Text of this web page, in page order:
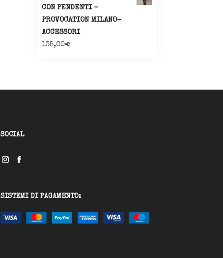
CON PENDENTI -
PROVOCATION MILANO-
ACCESSORI
135,00€
SOCIAL
SISTEMI DI PAGAMENTO: